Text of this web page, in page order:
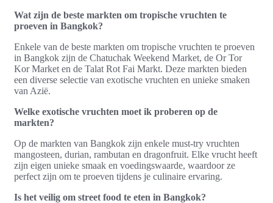
Wat zijn de beste markten om tropische vruchten te
proeven in Bangkok?
Enkele van de beste markten om tropische vruchten te proeven
in Bangkok zijn de Chatuchak Weekend Market, de Or Tor
Kor Market en de Talat Rot Fai Markt. Deze markten bieden
een diverse selectie van exotische vruchten en unieke smaken
van Azië.
Welke exotische vruchten moet ik proberen op de
markten?
Op de markten van Bangkok zijn enkele must-try vruchten
mangosteen, durian, rambutan en dragonfruit. Elke vrucht heeft
zijn eigen unieke smaak en voedingswaarde, waardoor ze
perfect zijn om te proeven tijdens je culinaire ervaring.
Is het veilig om street food te eten in Bangkok?